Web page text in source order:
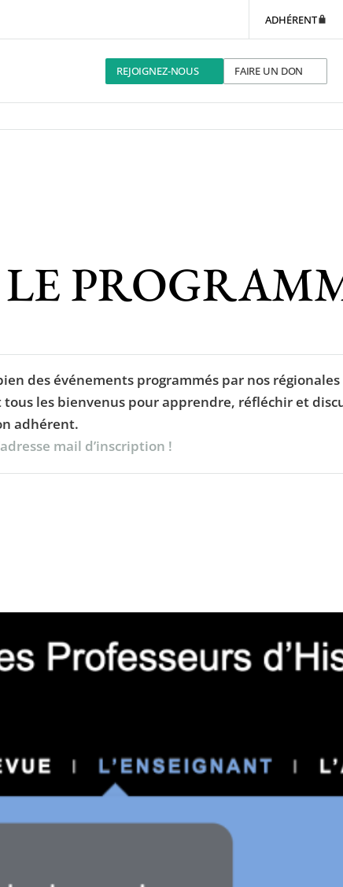
ADHÉRENT
REJOIGNEZ-NOUS FAIRE UN DON
des événements programmés par nos
les bienvenus pour apprendre, réfléchir et
adhérent.
mail d’inscription !